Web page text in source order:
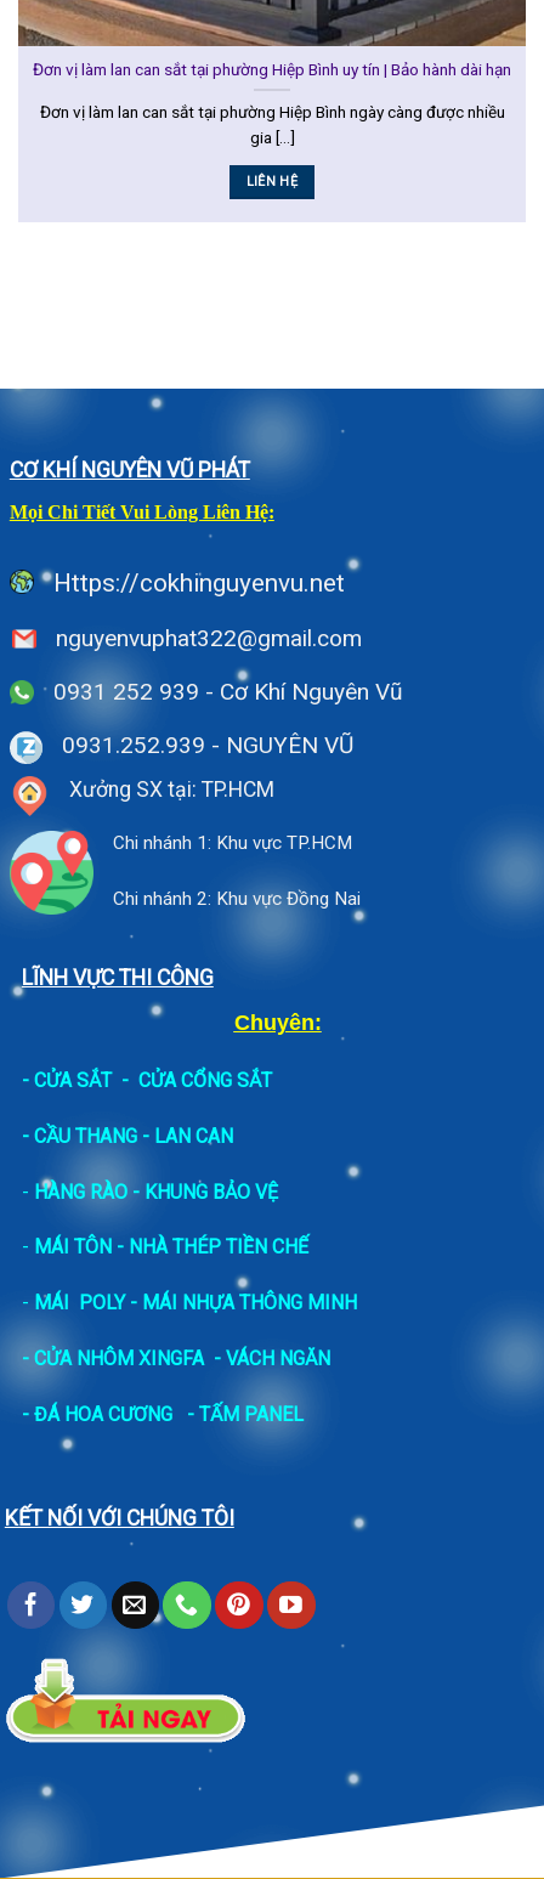
Đơn vị làm lan can sắt tại phường Hiệp Bình uy tín | Bảo hành dài hạn
Đơn vị làm lan can sắt tại phường Hiệp Bình ngày càng được nhiều
gia [...]
LIÊN HỆ
CƠ KHÍ NGUYÊN VŨ PHÁT
Mọi Chi Tiết Vui Lòng Liên Hệ:
Https://cokhinguyenvu.net
nguyenvuphat322@gmail.com
0931 252 939 - Cơ Khí Nguyên Vũ
0931.252.939 - NGUYÊN VŨ
Xưởng SX tại: TP.HCM
Chi nhánh 1: Khu vực TP.HCM
Chi nhánh 2: Khu vực Đồng Nai
LĨNH VỰC THI CÔNG
Chuyên:
- CỬA SẮT- CỬA CỔNG SẮT
- CẦU THANG - LAN CAN
- HÀNG RÀO - KHUNG BẢO VỆ
- MÁI TÔN - NHÀ THÉP TIỀN CHẾ
- MÁI POLY - MÁI NHỰA THÔNG MINH
- CỬA NHÔM XINGFA - VÁCH NGĂN
- ĐÁ HOA CƯƠNG - TẤM PANEL
KẾT NỐI VỚI CHÚNG TÔI